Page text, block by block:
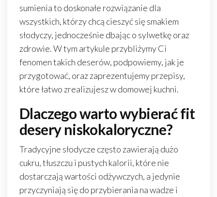
sumienia to doskonałe rozwiązanie dla
wszystkich, którzy chcą cieszyć się smakiem
słodyczy, jednocześnie dbając o sylwetkę oraz
zdrowie. W tym artykule przybliżymy Ci
fenomen takich deserów, podpowiemy, jak je
przygotować, oraz zaprezentujemy przepisy,
które łatwo zrealizujesz w domowej kuchni.
Dlaczego warto wybierać fit
desery niskokaloryczne?
Tradycyjne słodycze często zawierają dużo
cukru, tłuszczu i pustych kalorii, które nie
dostarczają wartości odżywczych, a jedynie
przyczyniają się do przybierania na wadze i